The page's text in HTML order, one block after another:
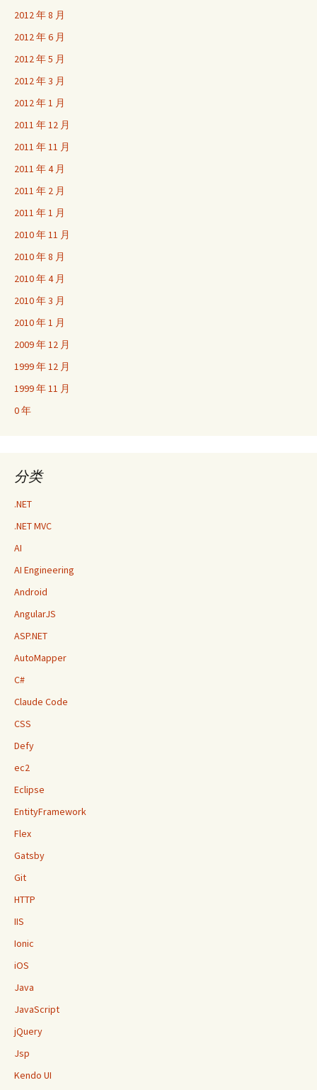
2012 年 8 月
2012 年 6 月
2012 年 5 月
2012 年 3 月
2012 年 1 月
2011 年 12 月
2011 年 11 月
2011 年 4 月
2011 年 2 月
2011 年 1 月
2010 年 11 月
2010 年 8 月
2010 年 4 月
2010 年 3 月
2010 年 1 月
2009 年 12 月
1999 年 12 月
1999 年 11 月
0 年
分类
.NET
.NET MVC
AI
AI Engineering
Android
AngularJS
ASP.NET
AutoMapper
C#
Claude Code
CSS
Defy
ec2
Eclipse
EntityFramework
Flex
Gatsby
Git
HTTP
IIS
Ionic
iOS
Java
JavaScript
jQuery
Jsp
Kendo UI